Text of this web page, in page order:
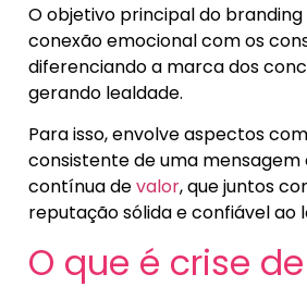
O objetivo principal do
conexão emocional com os
diferenciando a marca dos
gerando lealdade.
Para isso, envolve aspectos
consistente de uma
contínua devalor, que juntos
reputação sólida e confiável ao
O que é crise